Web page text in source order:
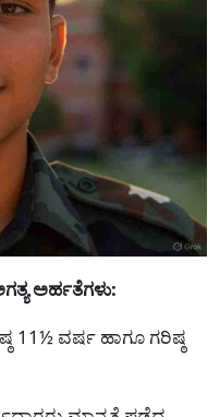
ಅರ್ಹತೆಗಳು:
11½ ವರ್ಷ ಹಾಗೂ ಗರಿಷ್ಠ